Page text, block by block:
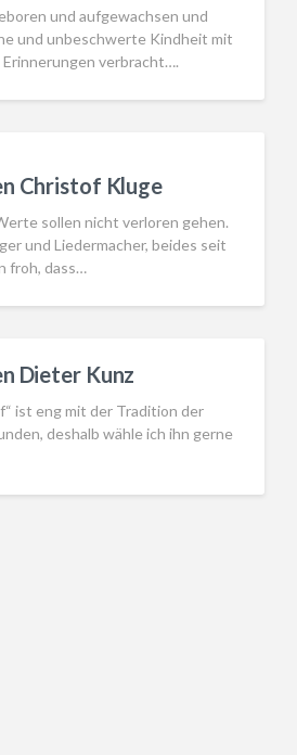
und aufgewachsen und
und unbeschwerte Kindheit mit
verbracht….
Christof Kluge
sollen nicht verloren gehen.
und Liedermacher, beides seit
froh, dass…
Dieter Kunz
ist eng mit der Tradition der
deshalb wähle ich ihn gerne